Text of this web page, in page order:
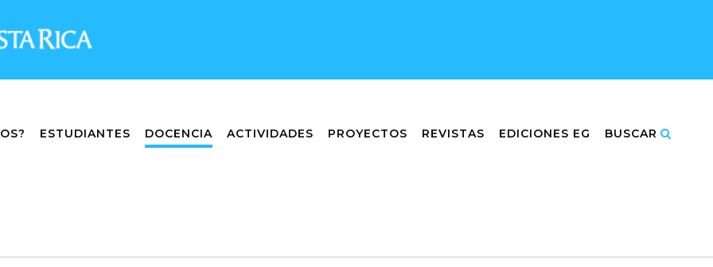
ESTUDIANTES DOCENCIA ACTIVIDADES PROYECTOS REVISTAS EDICIONES EG BUSCAR